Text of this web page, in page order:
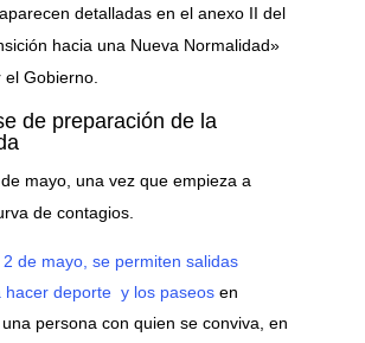
detalladas en el anexo II del
hacia una Nueva Normalidad»
Gobierno.
de preparación de la
mayo, una vez que empieza a
de contagios.
de mayo, se permiten salidas
hacer deporte y los paseos en
persona con quien se conviva, en